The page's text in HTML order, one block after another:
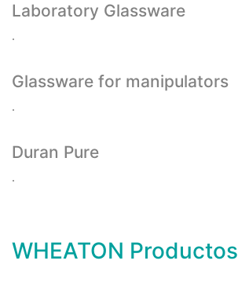
Laboratory Glassware
.
Glassware for manipulators
.
Duran Pure
.
WHEATON Productos